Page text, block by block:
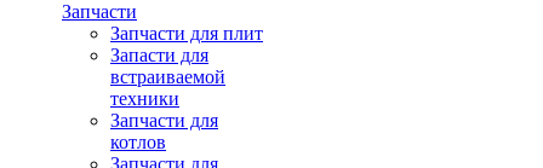
Запчасти
Запчасти для плит
Запасти для
встраиваемой
техники
Запчасти для
котлов
Запчасти для